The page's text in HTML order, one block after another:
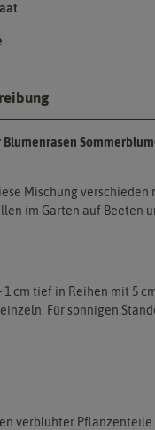
Blumenrasen
Mischung
im Garten auf Beeten
1 cm tief in Reihen mit 5
Für sonnigen
verblühter